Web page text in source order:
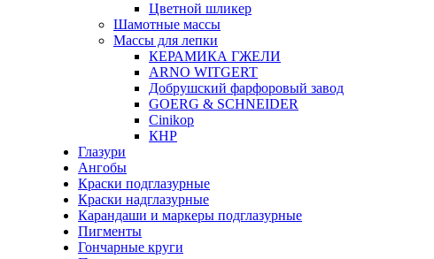
Цветной шликер
Шамотные массы
Массы для лепки
КЕРАМИКА ГЖЕЛИ
ARNO WITGERT
Добрушский фарфоровый завод
GOERG & SCHNEIDER
Cinikop
КНР
Глазури
Ангобы
Краски подглазурные
Краски надглазурные
Карандаши и маркеры подглазурные
Пигменты
Гончарные круги